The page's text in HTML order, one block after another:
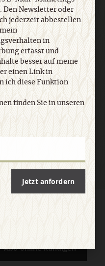
ich diese Funktion
Weiterführende
Sie in unseren
.
Abo online kündigen
Den Newsletter oder
jederzeit abbestellen.
in
erfasst und
besser auf meine
einen Link in
ich diese Funktion
finden Sie in unseren
Jetzt anfordern